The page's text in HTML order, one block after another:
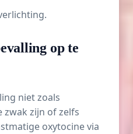
op te
niet zoals
zwak zijn of zelfs
oxytocine via